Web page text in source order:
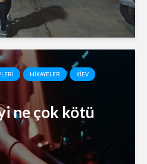
HIKAYELER
KIEV
ne çok kötü